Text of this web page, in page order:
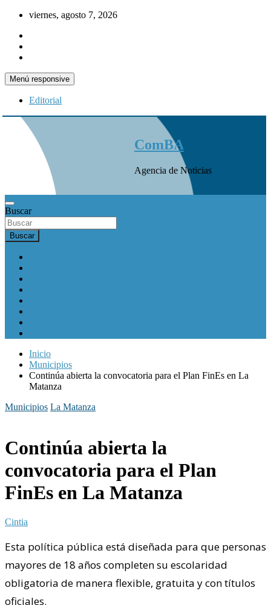
Saltar
contenido
viernes, agosto 7, 2026
Menú responsive
Editorial
ComBA
Agencia de Noticias
Buscar
Buscar
Inicio
Municipios
Continúa abierta la convocatoria para el Plan FinEs en La
Matanza
Municipios La Matanza
Continúa abierta la
convocatoria para el Plan
FinEs en La Matanza
Cintia
Esta política pública está diseñada para que personas
mayores de 18 años completen su escolaridad
obligatoria de manera flexible, gratuita y con títulos
oficiales.